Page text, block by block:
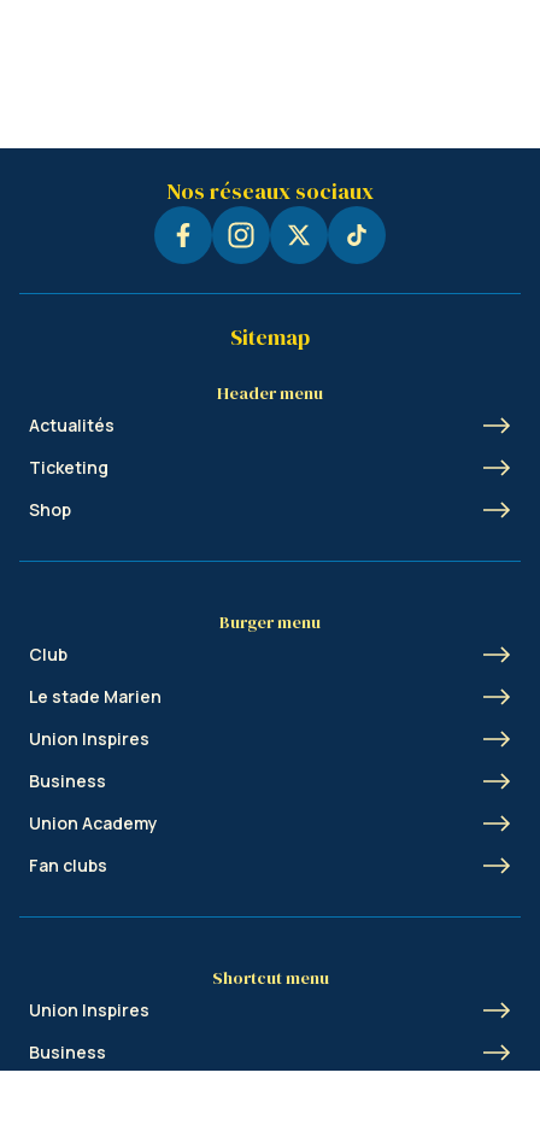
Nos réseaux sociaux
Sitemap
Header menu
Actualités
Ticketing
Shop
Burger menu
Club
Le stade Marien
Union Inspires
Business
Union Academy
Fan clubs
Shortcut menu
Union Inspires
Business